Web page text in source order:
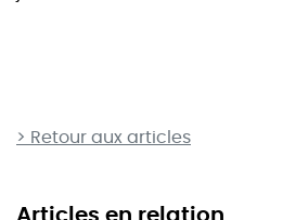
> Retour aux articles